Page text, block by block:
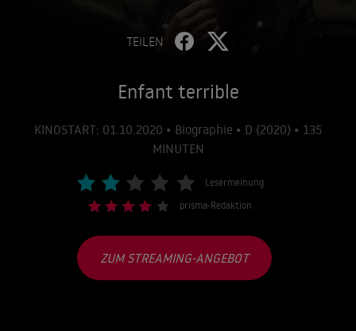
TEILEN
Enfant terrible
KINOSTART: 01.10.2020 • Biographie • D (2020) • 135
MINUTEN
Lesermeinung
prisma-Redaktion
ZUM STREAMING-ANGEBOT